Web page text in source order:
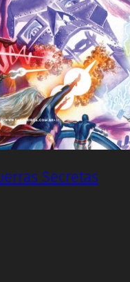
Secretas